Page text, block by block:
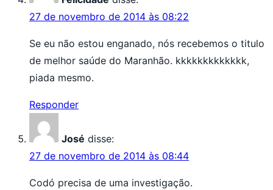
27 de novembro de 2014 às 08:22
Se eu não estou enganado, nós recebemos o titulo
de melhor saúde do Maranhão. kkkkkkkkkkkkk,
piada mesmo.
Responder
José disse:
27 de novembro de 2014 às 08:44
Codó precisa de uma investigação.